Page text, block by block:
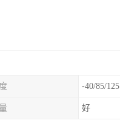
-40/85/125
好